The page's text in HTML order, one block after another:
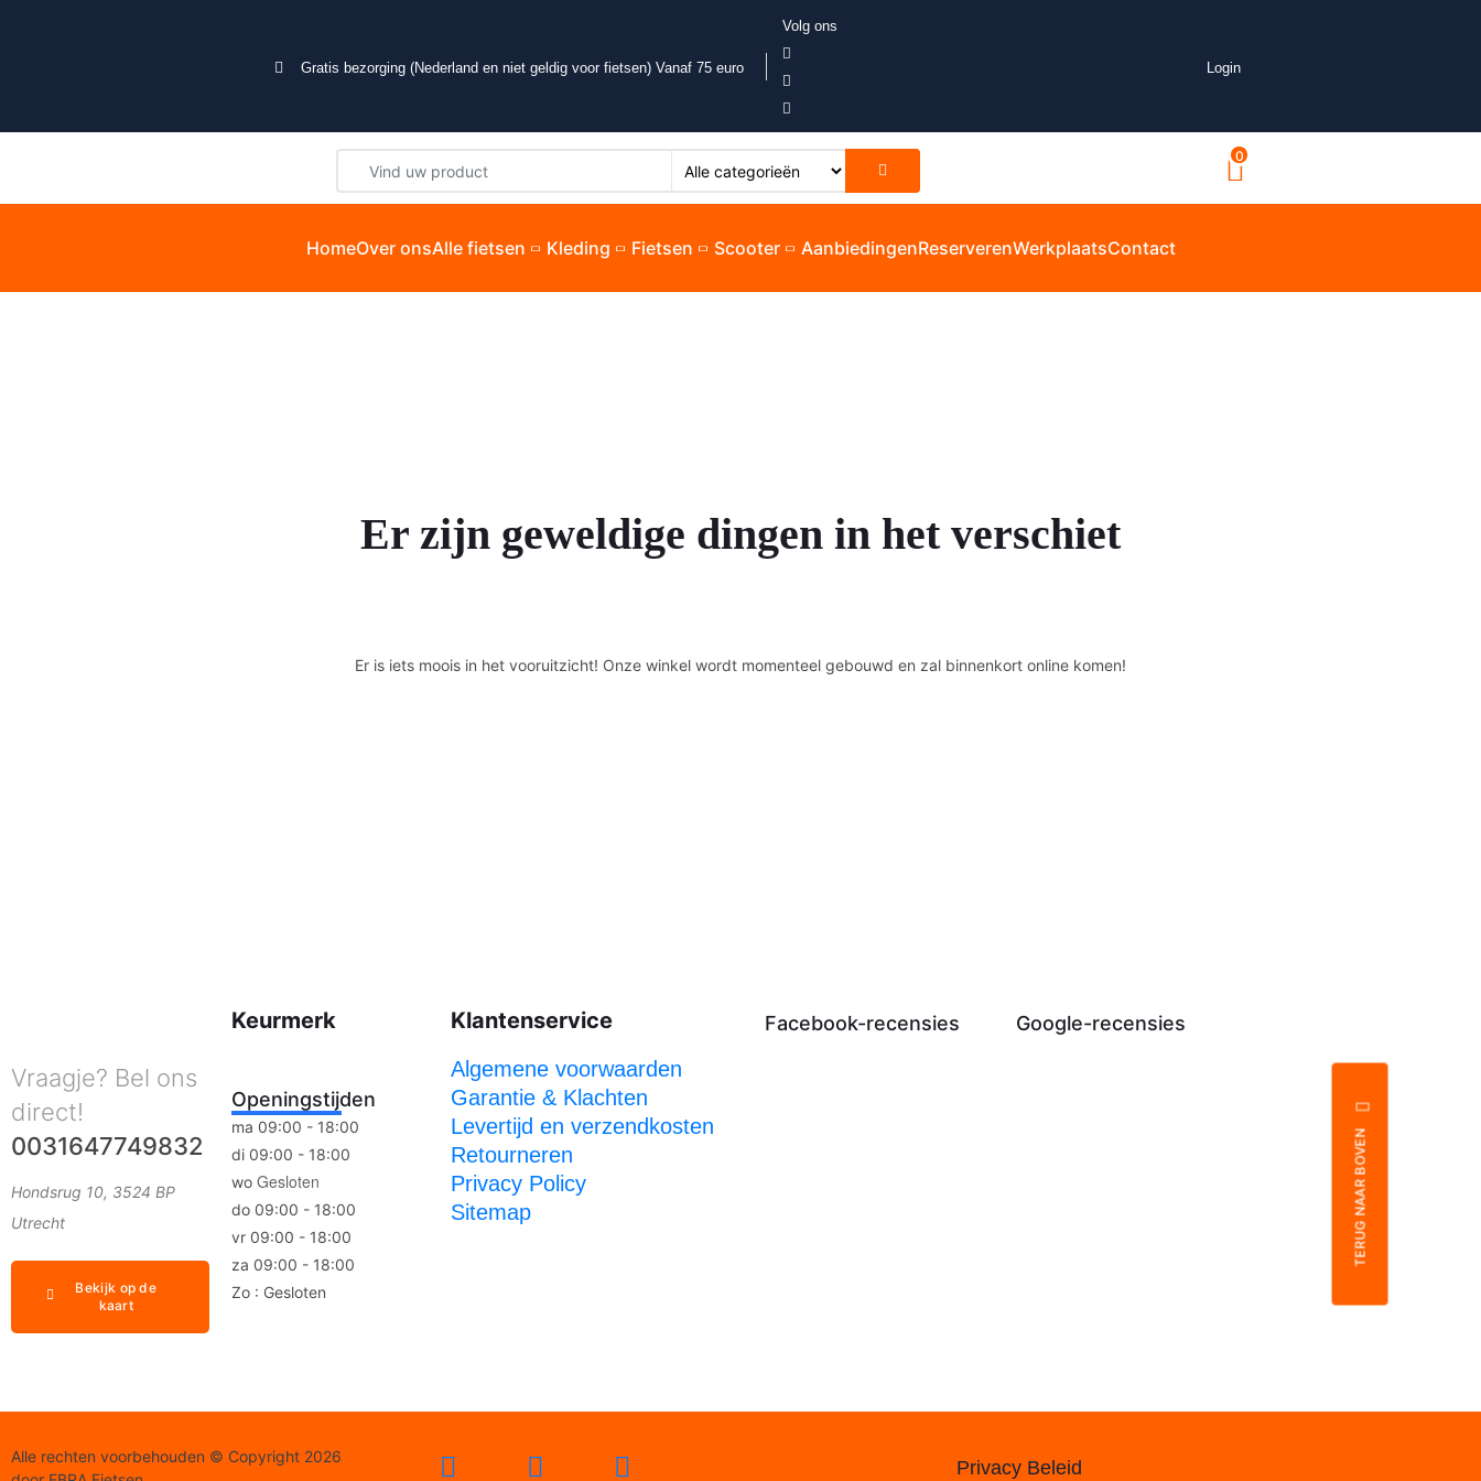
Gratis bezorging (Nederland en niet geldig voor fietsen) Vanaf 75 euro
Volg ons
Login
0
HomeOver onsAlle fietsen Kleding Fietsen Scooter AanbiedingenReserverenWerkplaatsContact
Er zijn geweldige dingen in het verschiet
Er is iets moois in het vooruitzicht! Onze winkel wordt momenteel gebouwd en zal binnenkort online komen!
Vraagje? Bel ons
direct!
0031647749832
Hondsrug 10, 3524 BP
Utrecht
Bekijk op de
kaart
Keurmerk
Openingstijden
ma 09:00 - 18:00
di 09:00 - 18:00
woGesloten
do 09:00 - 18:00
vr 09:00 - 18:00
za 09:00 - 18:00
Zo : Gesloten
Klantenservice
Algemene voorwaarden
Garantie & Klachten
Levertijd en verzendkosten
Retourneren
Privacy Policy
Sitemap
Facebook-recensies Google-recensies
TERUG NAAR BOVEN
Alle rechten voorbehouden © Copyright 2026
Privacy Beleid